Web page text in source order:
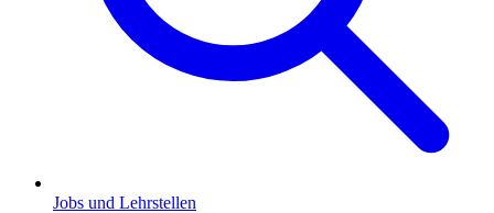
Jobs und Lehrstellen